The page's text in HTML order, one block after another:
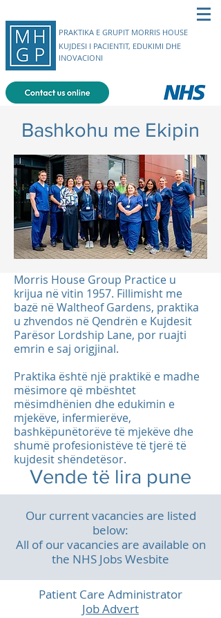
PRAKTIKA E GRUPIT MORRIS HOUSE
KUJDESI I PACIENTIT, EDUKIMI DHE
INOVACIONI
Bashkohu me Ekipin
Morris House Group Practice u
krijua në vitin 1957. Fillimisht me
bazë në Waltheof Gardens, praktika
u zhvendos në Qendrën e Kujdesit
Parësor Lordship Lane, por ruajti
emrin e saj origjinal.
Praktika është një praktikë e madhe
mësimore që mbështet
mësimdhënien dhe edukimin e
mjekëve, infermierëve,
bashkëpunëtorëve të mjekëve dhe
shumë profesionistëve të tjerë të
kujdesit shëndetësor.
Vende të lira pune
Our current vacancies are listed
below:
All of our vacancies are available on
the NHS Jobs Wesbite
Patient Care Administrator
Job Advert